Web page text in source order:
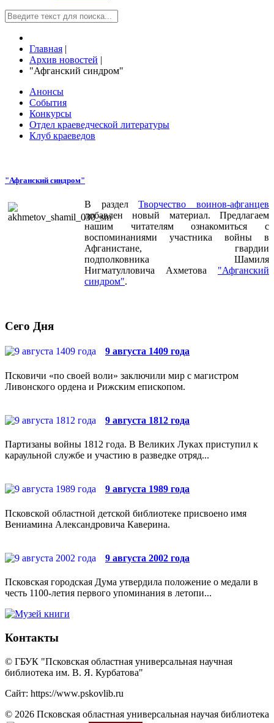
Главная |
Архив новостей |
"Афганский синдром"
Анонсы
События
Конкурсы
Отдел краеведческой литературы
Клуб краеведов
"Афганский синдром"
В разделТворчество воинов-афганцев
добавлен новый материал. Предлагаем
нашим читателям ознакомиться с
воспоминаниями участника войны в
Афганистане, гвардии
подполковника Шамиля
Нигматулловича Ахметова "Афганский
синдром".
Сего Дня
9 августа 1409 года
Псковичи «по своей воли» заключили мир с магистром
Ливонского ордена и Рижским епископом.
9 августа 1812 года
Партизаны войны 1812 года. В Великих Луках приступил к
караульной службе и участию в разведке отряд...
9 августа 1989 года
Псковской областной детской библиотеке присвоено имя
Вениамина Александровича Каверина.
9 августа 2002 года
Псковская городская Дума утвердила положение о медали в
честь 1100-летия первого упоминания в летопи...
Контакты
© ГБУК "Псковская областная универсальная научная
библиотека им. В. Я. Курбатова"
Сайт: https://www.pskovlib.ru
© 2026 Псковская областная универсальная научая библиотека